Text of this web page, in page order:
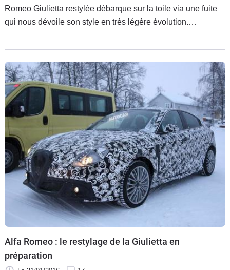
Romeo Giulietta restylée débarque sur la toile via une fuite
qui nous dévoile son style en très légère évolution.
même si peu de chamboulements semblent prévus.
Alfa Romeo : le restylage de la Giulietta en
préparation